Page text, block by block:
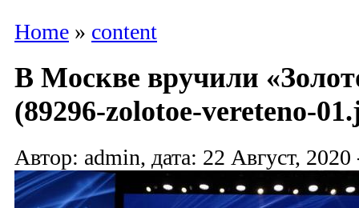
Home » content
В Москве вручили
(89296-zolotoe-vereteno-
Автор: admin, дата: 22 Август, 2020